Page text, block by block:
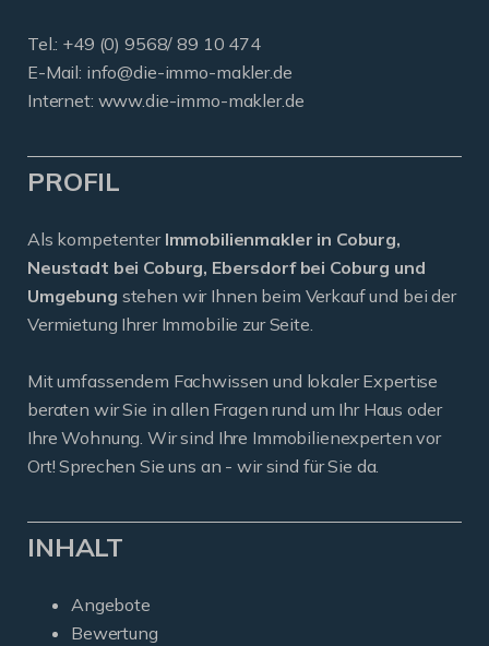
Tel.: +49 (0) 9568/ 89 10 474
E-Mail: info@die-immo-makler.de
Internet: www.die-immo-makler.de
PROFIL
Als kompetenter Immobilienmakler in Coburg,
Neustadt bei Coburg, Ebersdorf bei Coburg und
Umgebung stehen wir Ihnen beim Verkauf und bei der
Vermietung Ihrer Immobilie zur Seite.
Mit umfassendem Fachwissen und lokaler Expertise
beraten wir Sie in allen Fragen rund um Ihr Haus oder
Ihre Wohnung. Wir sind Ihre Immobilienexperten vor
Ort! Sprechen Sie uns an - wir sind für Sie da.
INHALT
Angebote
Bewertung